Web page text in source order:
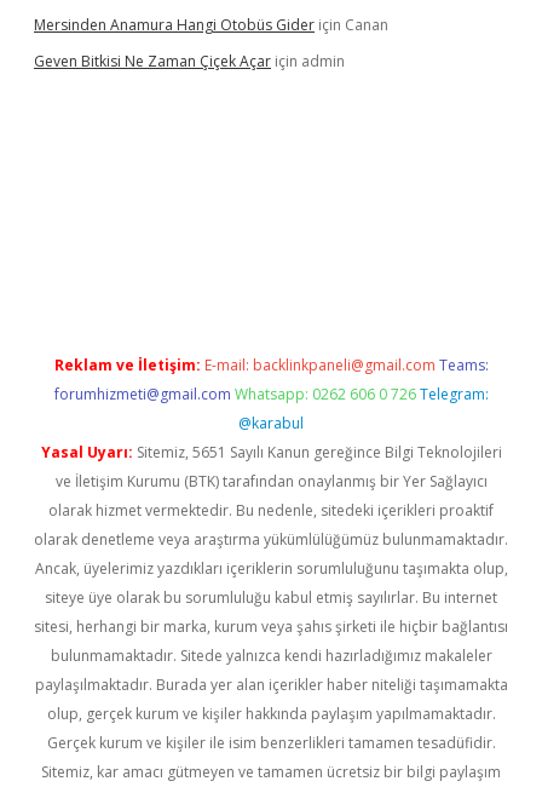
Mersinden Anamura Hangi Otobüs Gider için Canan
Geven Bitkisi Ne Zaman Çiçek Açar için admin
Reklam ve İletişim: E-mail: backlinkpaneli@gmail.com Teams:
forumhizmeti@gmail.com Whatsapp: 0262 606 0 726 Telegram:
@karabul
Yasal Uyarı: Sitemiz, 5651 Sayılı Kanun gereğince Bilgi Teknolojileri
ve İletişim Kurumu (BTK) tarafından onaylanmış bir Yer Sağlayıcı
olarak hizmet vermektedir. Bu nedenle, sitedeki içerikleri proaktif
olarak denetleme veya araştırma yükümlülüğümüz bulunmamaktadır.
Ancak, üyelerimiz yazdıkları içeriklerin sorumluluğunu taşımakta olup,
siteye üye olarak bu sorumluluğu kabul etmiş sayılırlar. Bu internet
sitesi, herhangi bir marka, kurum veya şahıs şirketi ile hiçbir bağlantısı
bulunmamaktadır. Sitede yalnızca kendi hazırladığımız makaleler
paylaşılmaktadır. Burada yer alan içerikler haber niteliği taşımamakta
olup, gerçek kurum ve kişiler hakkında paylaşım yapılmamaktadır.
Gerçek kurum ve kişiler ile isim benzerlikleri tamamen tesadüfidir.
Sitemiz, kar amacı gütmeyen ve tamamen ücretsiz bir bilgi paylaşım